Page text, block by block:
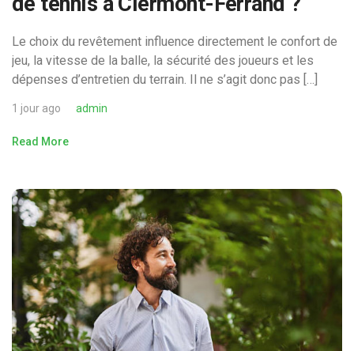
Le choix du revêtement influence directement le confort de
jeu, la vitesse de la balle, la sécurité des joueurs et les
dépenses d’entretien du terrain. Il ne s’agit donc pas […]
1 jour ago admin
Read More